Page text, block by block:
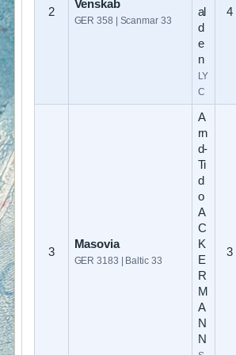
2
Venskab
GER 358 | Scanmar 33
al
d
e
n
LY
C
4
3
Masovia
GER 3183 | Baltic 33
A
rn
d-
Ti
d
o
A
C
K
E
R
M
A
N
N
3